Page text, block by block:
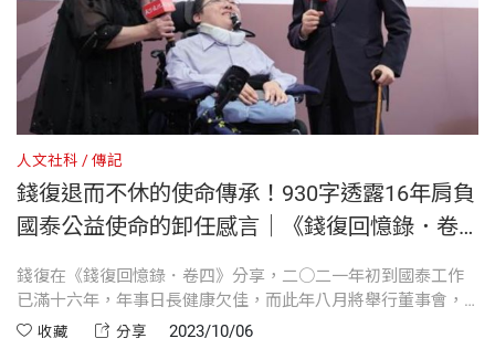
過程，是錢復一生難以忘懷的經歷，來台後就讀於建
中、台大，再遠赴耶魯大學深造，養成錢復博學強記
的過人之處，更是他日後得以做出跨領域貢獻的關
鍵。
自美學成歸國後，錢復即投身鍾愛的外交專業，先後
擔任副總統陳誠和總統蔣中正的英文傳譯，對外交之
道有初步體會。日後接任北美司司長、行政院新聞局
長等職，經歷釣魚台事件、退出聯合國、中美關係巨
變及中美斷交，一路走來，錢復皆以兢兢業業、不卑
第十一章 美國對華政策的轉變
第三篇 行政院新聞局
第十二章 擔任新聞局長
第十三章 行銷中華民國
第十四章 整頓廣電出版
第十五章 七次國外訪問
第十六章 蔣公逝世
第十八章 蔣夫人評尼克森的一篇文章
第四篇 重返外交部
自美學成歸國後，自外交部科員基層做起，歷任行政
院祕書、國立政治大學兼任副教授、外交部北美司司
長、國立台灣大學兼任教授、行政院新聞局局長及政
府發言人、外交部常務次長及政務次長、北美事務協
調委員會駐美代表、行政院政務委員、中國國民黨中
央常務委員、經建會主任委員、外交部部長、國民大
會議長、監察院院長等重要職務。
曾獲首屆十大傑出青年，40餘年公職生涯，錢復走過
出版社 天下文化
裝幀 套書不分售
開本 24x19cm
印刷規格 部分彩色
人文社科 傳記
錢復退而不休的使命傳承！930字透露16年肩負
國泰公益使命的卸任感言｜《錢復回憶錄．卷
錢復在《錢復回憶錄．卷四》分享，二○二一年初到國泰工作
已滿十六年，年事日長健康欠佳，而此年八月將舉行董事會，
任期也可結束。錢復先寫好「卸任感言」，將十六年半在基金
收藏 分享 2023/10/06